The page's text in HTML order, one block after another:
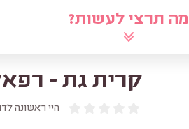
מה תרצי לעשות?
לוח שאלי את הרב
קרית גת -
היי ראשונה